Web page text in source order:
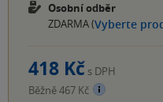
Osobní odběr
ZDARMA (Vyberte
418 Kč s DPH
Běžně 467 Kč